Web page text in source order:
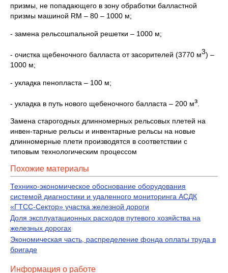
призмы, не попадающего в зону обработки балластной
призмы машиной RM – 80 – 1000 м;
- замена рельсошпальной решетки – 1000 м;
- очистка щебеночного балласта от засорителей (3770 м3) –
1000 м;
- укладка пенопласта – 100 м;
- укладка в путь нового щебеночного балласта – 200 мз
Замена старогодных длинномерных рельсовых плетей на
инвен-тарные рельсы и инвентарные рельсы на новые
длинномерные плети производятся в соответствии с
типовым технологическим процессом
Похожие материалы
Технико-экономическое обоснование оборудования
системой диагностики и удаленного мониторинга АСДК
«ГТСС-Сектор» участка железной дороги
Доля эксплуатационных расходов путевого хозяйства на
железных дорогах
Экономическая часть, распределение фонда оплаты труда в
бригаде
Информация о работе